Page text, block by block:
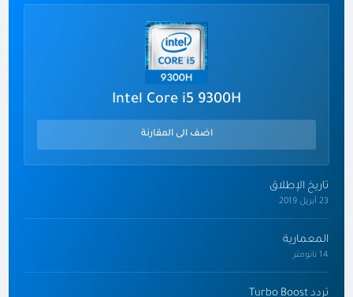
Intel Core i5 9300H
اضف الى المقارنة
تاريخ الإطلاق
23 أبريل 2019
المعمارية
14 نانومتر
تردد Turbo Boost